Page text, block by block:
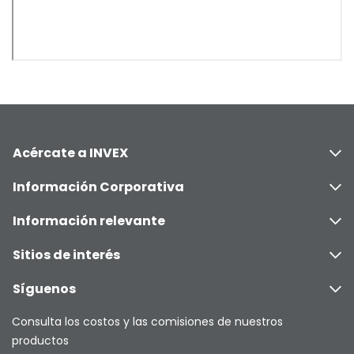
Acércate a INVEX
Información Corporativa
Información relevante
Sitios de interés
Síguenos
Consulta los costos y las comisiones de nuestros
productos